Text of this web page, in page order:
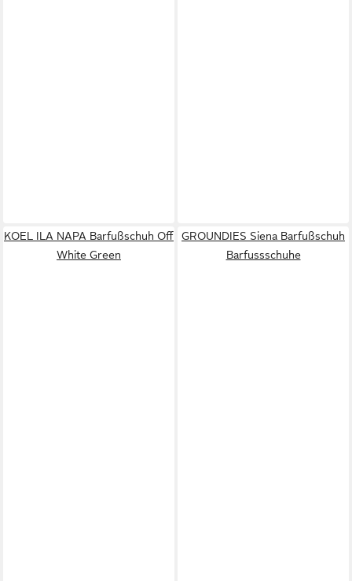
KOEL ILA NAPA Barfußschuh Off
White Green
GROUNDIES Siena Barfußschuh
Barfussschuhe